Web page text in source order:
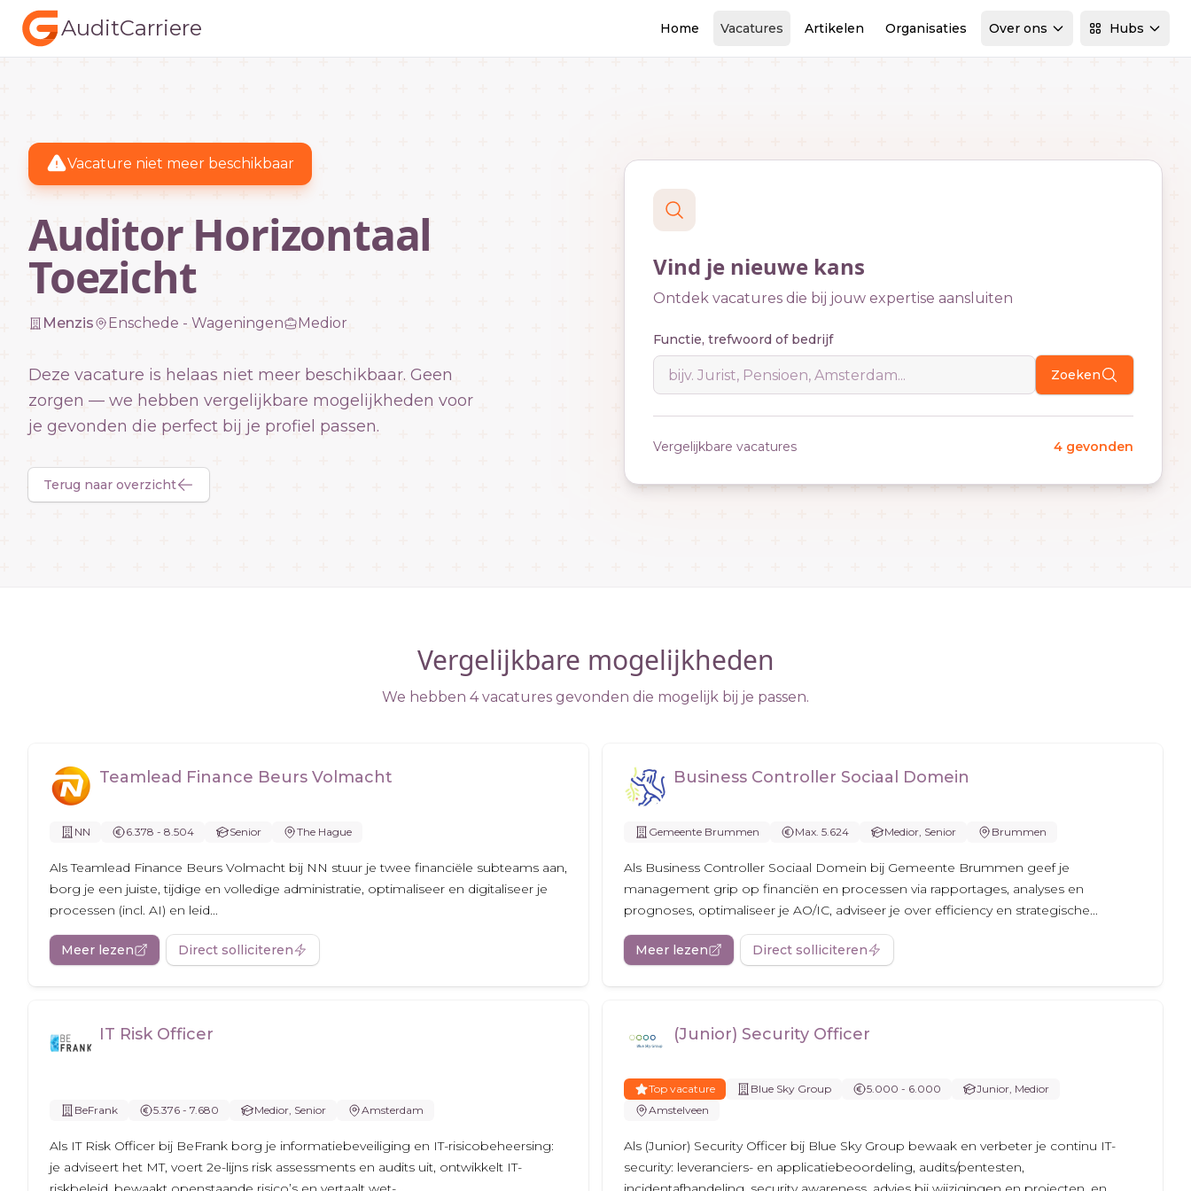
AuditCarriere Home Vacatures Artikelen Organisaties Over ons Hubs
Vacature niet meer beschikbaar
Auditor Horizontaal
Toezicht
Menzis Enschede - Wageningen Medior
Deze vacature is helaas niet meer beschikbaar. Geen
zorgen — we hebben vergelijkbare mogelijkheden voor
je gevonden die perfect bij je profiel passen.
Terug naar overzicht
Vind je nieuwe kans
Ontdek vacatures die bij jouw expertise aansluiten
Functie, trefwoord of bedrijf
Zoeken
Vergelijkbare vacatures 4 gevonden
Vergelijkbare mogelijkheden
We hebben 4 vacatures gevonden die mogelijk bij je passen.
Teamlead Finance Beurs Volmacht
NN 6.378 - 8.504 Senior The Hague
Als Teamlead Finance Beurs Volmacht bij NN stuur je twee financiële subteams aan,
borg je een juiste, tijdige en volledige administratie, optimaliseer en digitaliseer je
processen (incl. AI) en leid...
Meer lezen Direct solliciteren
Business Controller Sociaal Domein
Gemeente Brummen Max. 5.624 Medior, Senior Brummen
Als Business Controller Sociaal Domein bij Gemeente Brummen geef je
management grip op financiën en processen via rapportages, analyses en
prognoses, optimaliseer je AO/IC, adviseer je over efficiency en strategische...
Meer lezen Direct solliciteren
IT Risk Officer
BeFrank 5.376 - 7.680 Medior, Senior Amsterdam
Als IT Risk Officer bij BeFrank borg je informatiebeveiliging en IT-risicobeheersing:
je adviseert het MT, voert 2e-lijns risk assessments en audits uit, ontwikkelt IT-
(Junior) Security Officer
Top vacature Blue Sky Group 5.000 - 6.000
Junior, Medior
Amstelveen
Als (Junior) Security Officer bij Blue Sky Group bewaak en verbeter je continu IT-
security: leveranciers- en applicatiebeoordeling, audits/pentesten,